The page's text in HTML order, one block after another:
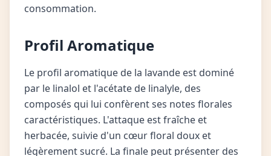
consommation.
Profil Aromatique
Le profil aromatique de la lavande est dominé
par le linalol et l'acétate de linalyle, des
composés qui lui confèrent ses notes florales
caractéristiques. L'attaque est fraîche et
herbacée, suivie d'un cœur floral doux et
légèrement sucré. La finale peut présenter des